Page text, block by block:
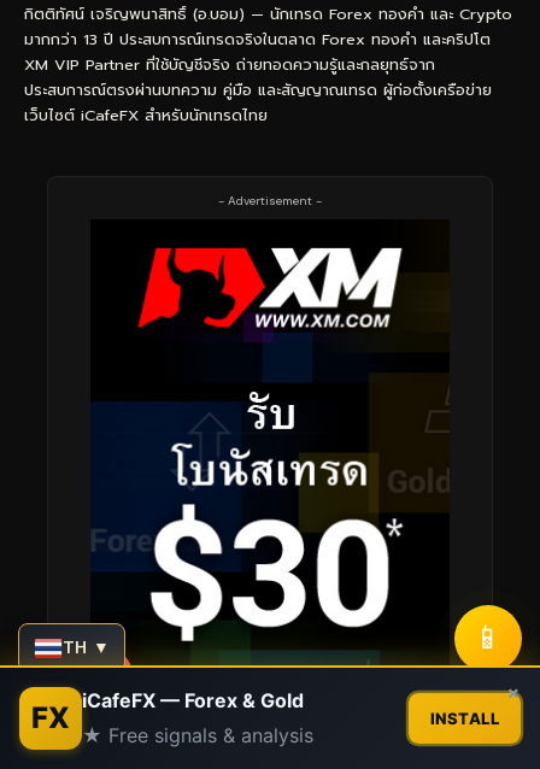
กิตติทัศน์ เจริญพนาสิทธิ์ (อ.บอม) — นักเทรด Forex ทองคำ และ Crypto
มากกว่า 13 ปี ประสบการณ์เทรดจริงในตลาด Forex ทองคำ และคริปโต
XM VIP Partner ที่ใช้บัญชีจริง ถ่ายทอดความรู้และกลยุทธ์จาก
ประสบการณ์ตรงผ่านบทความ คู่มือ และสัญญาณเทรด ผู้ก่อตั้งเครือข่าย
เว็บไซต์ iCafeFX สำหรับนักเทรดไทย
- Advertisement -
TH ▼ 📱
FX iCafeFX — Forex & Gold
★ Free signals & analysis
INSTALL
×
Contact us
Open